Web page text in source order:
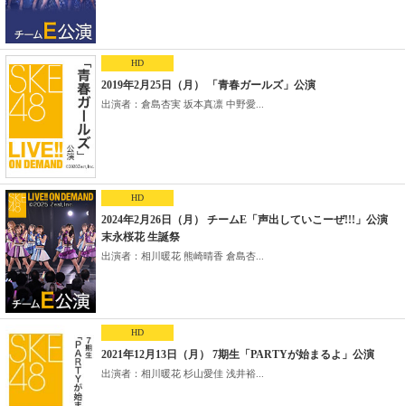
HD
2019年2月25日（月） 「青春ガールズ」公演
出演者：倉島杏実 坂本真凛 中野愛...
HD
2024年2月26日（月） チームE「声出していこーぜ!!!」公演
末永桜花 生誕祭
出演者：相川暖花 熊崎晴香 倉島杏...
HD
2021年12月13日（月） 7期生「PARTYが始まるよ」公演
出演者：相川暖花 杉山愛佳 浅井裕...